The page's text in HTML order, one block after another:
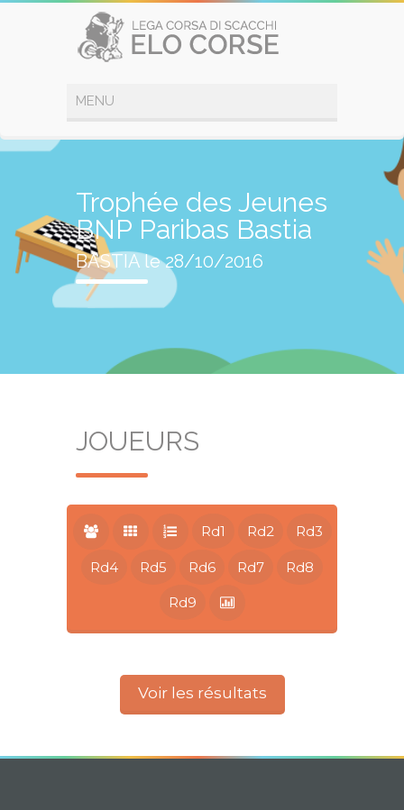
Trophée des Jeunes
BNP Paribas Bastia
BASTIA le 28/10/2016
JOUEURS
Rd1 Rd2 Rd3
Rd4 Rd5 Rd6 Rd7 Rd8
Rd9
Voir les résultats